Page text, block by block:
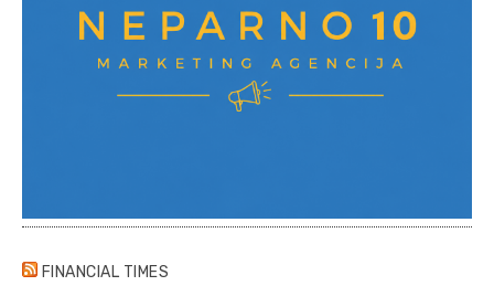
FINANCIAL TIMES